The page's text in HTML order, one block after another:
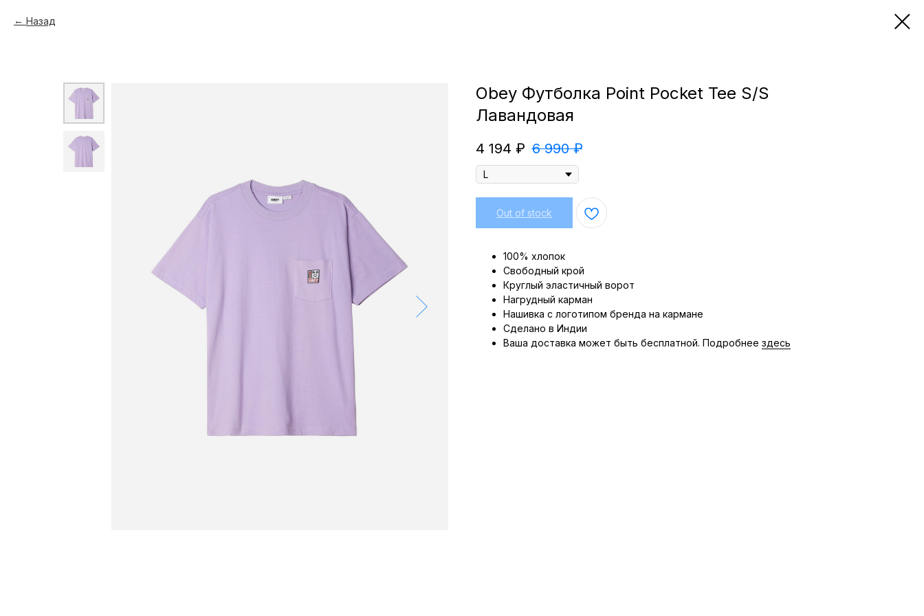
Назад
Obey Футболка Point Pocket Tee S/S
Лавандовая
4 194 ₽ 6 990 ₽
Out of stock
100% хлопок
Свободный крой
Круглый эластичный ворот
Нагрудный карман
Нашивка с логотипом бренда на кармане
Сделано в Индии
Ваша доставка может быть бесплатной. Подробнее здесь